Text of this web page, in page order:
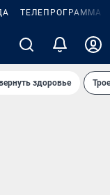
ТЕЛЕПРОГРАММА
здоровье